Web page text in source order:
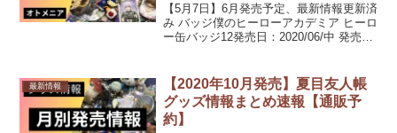
【5月7日】6月発売予定、最新情報更新済
み バッジ僕のヒーローアカデミア ヒーロ
ー缶バッジ12発売日：2020/06/中 発売予
ィング缶バッジ カラーパレット...
最新情報
【2020年10月発売】夏目友人帳
グッズ情報まとめ速報【通販予
約】